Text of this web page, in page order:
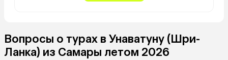
Вопросы о турах в Унаватуну (Шри-
Ланка) из Самары летом 2026